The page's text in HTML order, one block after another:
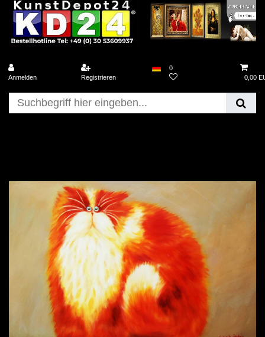
Anmelden Registrieren
0
0,00